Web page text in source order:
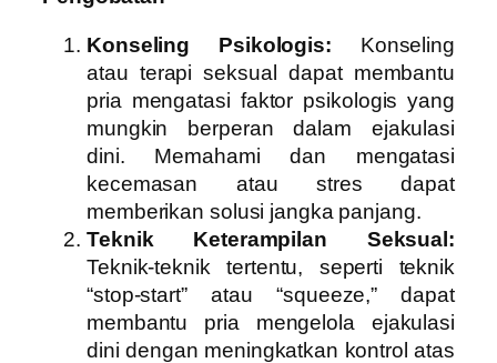
Konseling Psikologis: Konseling
atau terapi seksual dapat membantu
pria mengatasi faktor psikologis yang
mungkin berperan dalam ejakulasi
dini. Memahami dan mengatasi
kecemasan atau stres dapat
memberikan solusi jangka panjang.
Teknik Keterampilan Seksual:
Teknik-teknik tertentu, seperti teknik
“stop-start” atau “squeeze,” dapat
membantu pria mengelola ejakulasi
dini dengan meningkatkan kontrol atas